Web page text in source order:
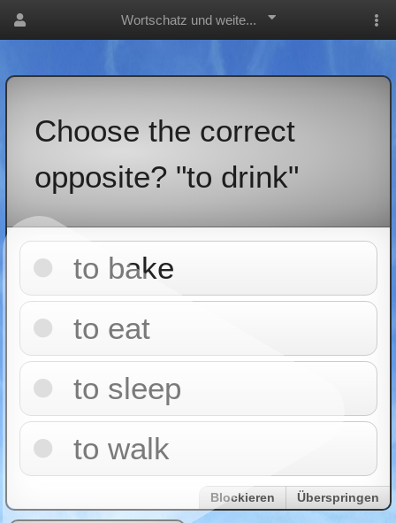
Wortschatz und weite...
Choose the correct
opposite? "to drink"
to bake
to eat
to sleep
to walk
Blockieren Überspringen